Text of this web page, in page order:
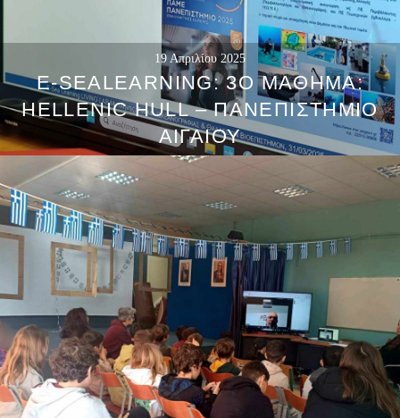
19 Απριλίου 2025
E-SEALEARNING: 3Ο ΜΆΘΗΜΑ:
HELLENIC HULL – ΠΑΝΕΠΙΣΤΉΜΙΟ
ΑΙΓΑΊΟΥ